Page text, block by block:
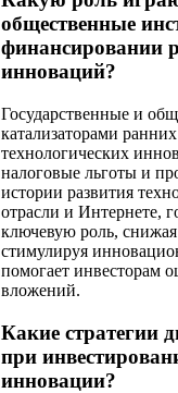
общественные
финансировании
инноваций?
Государственные и
катализаторами
технологических
налоговые льготы и
истории развития
отрасли и Интернете,
ключевую роль,
стимулируя
помогает инвесторам
вложений.
Какие стратегии
при
инновации?